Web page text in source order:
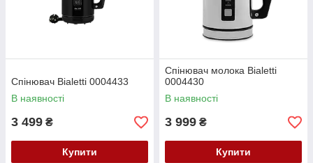
Спінювач Bialetti 0004433
В наявності
3 499 ₴
Купити
Спінювач молока Bialetti
0004430
В наявності
3 999 ₴
Купити